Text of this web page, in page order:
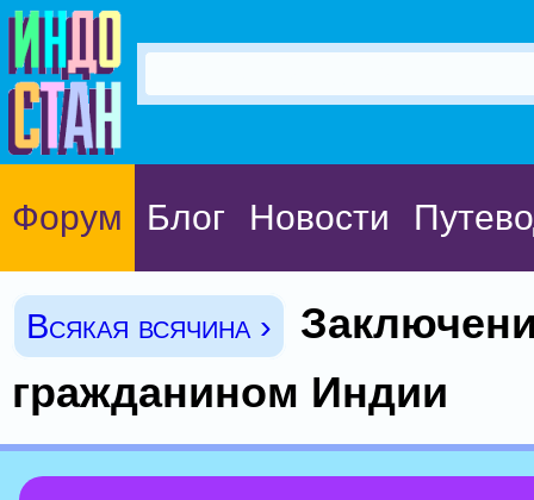
Форум Блог Новости
Всякая всячина ›
гражданином Индии